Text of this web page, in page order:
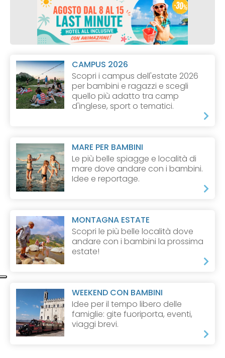
CAMPUS 2026
Scopri i campus dell'estate 2026
per bambini e ragazzi e scegli
quello più adatto tra camp
d'inglese, sport o tematici.
MARE PER BAMBINI
Le più belle spiagge e località di
mare dove andare con i bambini.
Idee e reportage.
MONTAGNA ESTATE
Scopri le più belle località dove
andare con i bambini la prossima
estate!
WEEKEND CON BAMBINI
Idee per il tempo libero delle
famiglie: gite fuoriporta, eventi,
viaggi brevi.